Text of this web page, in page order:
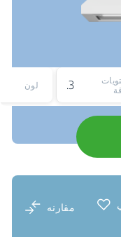
3 لون
مقارنه